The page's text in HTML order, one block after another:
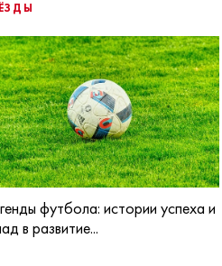
футбола: истории успеха и
в развитие...